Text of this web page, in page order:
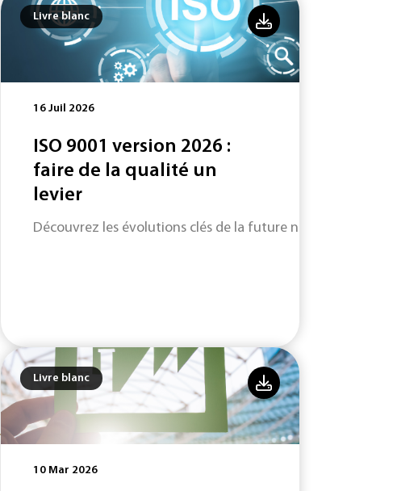
Livre blanc
16 Juil 2026
ISO 9001 version 2026 :
faire de la qualité un
levier
Découvrez les évolutions clés de la future norme ISO 9001
Livre blanc
10 Mar 2026